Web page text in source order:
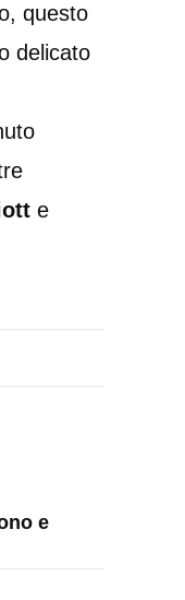
questo
delicato
e
e